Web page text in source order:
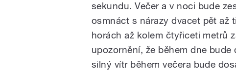
sekundu. Večer a v noci bude
osmnáct s nárazy dvacet pět až
horách až kolem čtyřiceti metrů
upozornění, že během dne
silný vítr během večera bude